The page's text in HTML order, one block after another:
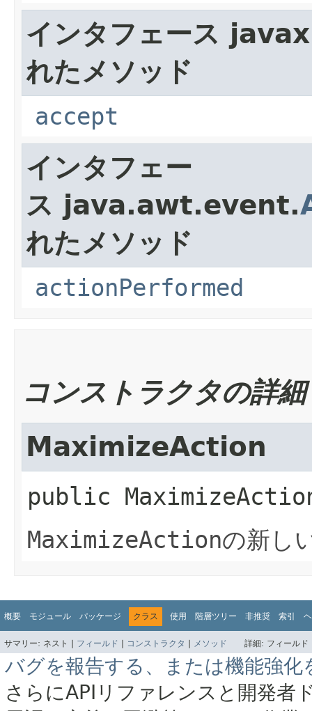
インタフェース
れたメソッド
accept
インタフェー
ス java.awt.event.
れたメソッド
actionPerformed
コンストラクタの詳細
MaximizeAction
public
MaximizeActionの新し
概要 モジュール パッケージ クラス 使用 階層ツリー 非推奨 索引
サマリー: ネスト | フィールド | コンストラクタ | メソッド 詳細: フィール
バグを報告する、または機能強化
さらにAPIリファレンスと開発者